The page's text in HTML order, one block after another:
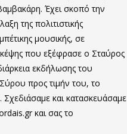
Έχει σκοπό την
της πολιτιστικής
μουσικής, σε
που εξέφρασε ο Σταύρος
εκδήλωσης του
προς τιμήν του, το
Σχεδιάσαμε και κατασκευάσαμε
και σας το